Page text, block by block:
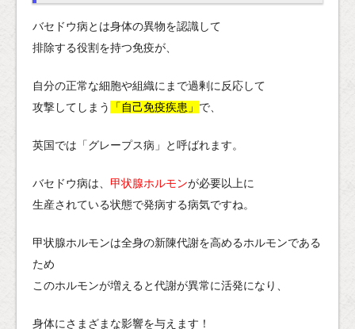
バセドウ病とは身体の異物を認識して
排除する役割を持つ免疫が、
自分の正常な細胞や組織にまで過剰に反応して
攻撃してしまう
「自己免疫疾患」 で、
英国では「グレープス病」と呼ばれます。
バセドウ病は、 甲状腺ホルモンが必要以上に
生産されている状態で発病する病気ですね。
甲状腺ホルモンは全身の新陳代謝を高めるホルモンである
ため
このホルモンが増えると代謝が異常に活発になり、
身体にさまざまな影響を与えます！